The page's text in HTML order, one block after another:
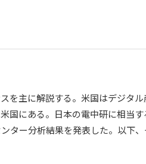
を主に解説する。米国はデジタ
国にある。日本の電中研に相当す
ター分析結果を発表した。以下